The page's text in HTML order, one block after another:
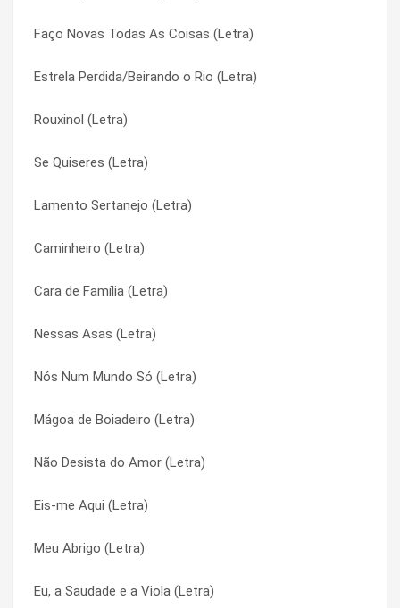
Faço Novas Todas As Coisas (Letra)
Estrela Perdida/Beirando o Rio (Letra)
Rouxinol (Letra)
Se Quiseres (Letra)
Lamento Sertanejo (Letra)
Caminheiro (Letra)
Cara de Família (Letra)
Nessas Asas (Letra)
Nós Num Mundo Só (Letra)
Mágoa de Boiadeiro (Letra)
Não Desista do Amor (Letra)
Eis-me Aqui (Letra)
Meu Abrigo (Letra)
Eu, a Saudade e a Viola (Letra)
Eu Sou de Lá (Letra)
Eu Quero Ver (Letra)
Eu Espero (Letra)
Eu, a Saudade e a Viola (Letra)
Estrela Perdida/Beirando o Rio (Letra)
Estrada Real (Letra)
Estou Aqui (Letra)
Estou À Porta e Peço Entrada (Letra)
Estela Luminosa (Letra)
Espírito Santo Repousa (Letra)
Espera (Letra)
Então Caminharemos Juntos (Letra)
Enredos do Meu Povo Simples (Letra)
Em Tua Presença (Letra)
Filho de Davi (Letra)
Filho de Davi (Letra)
Filho do Céu (Letra)
Filho do Céu (Letra)
Flor de Ir Embora (Letra)
Flor de Ir Embora (Letra)
Fluência (Letra)
Fluência (Letra)
Fogão de Lenha (Letra)
Fogão de Lenha (Letra)
Folia (Letra)
Folia (Letra)
Gerais Das Montanhas (Letra)
Gerais Das Montanhas (Letra)